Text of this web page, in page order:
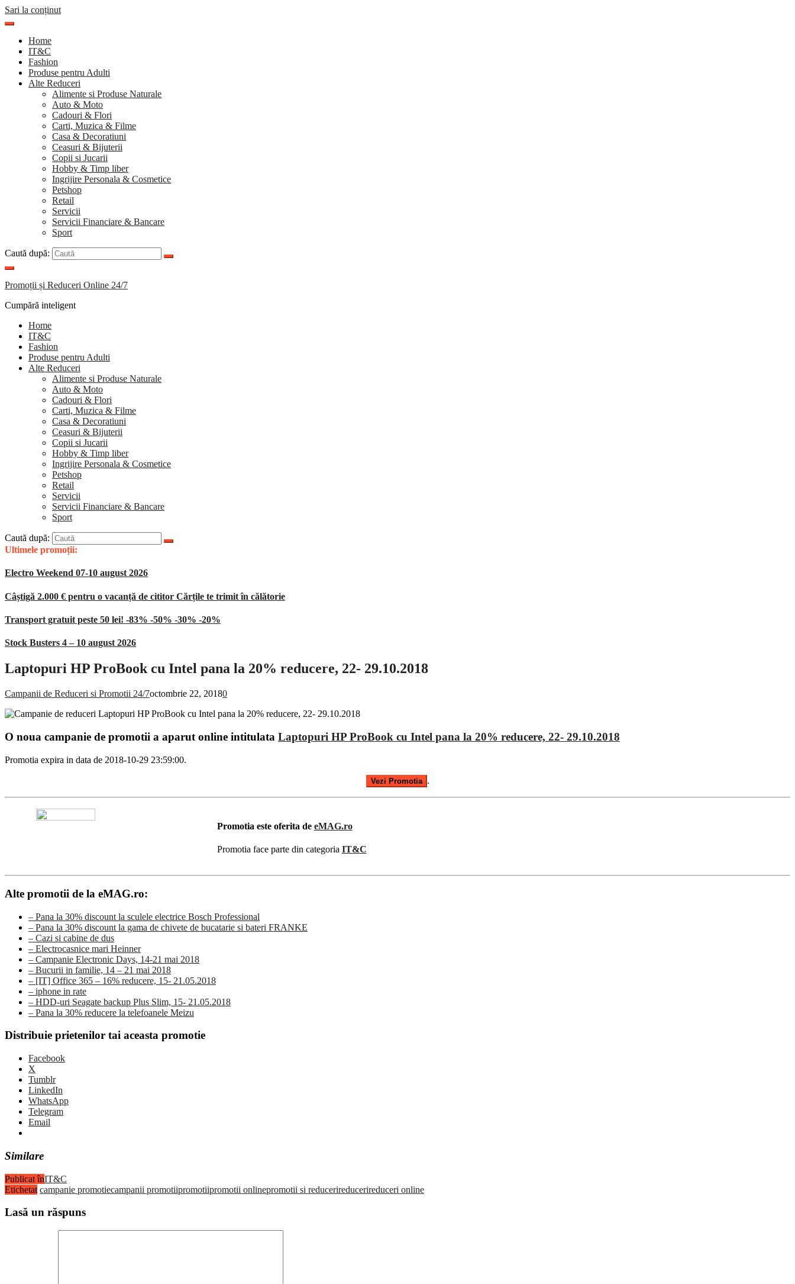
Sari la conținut
Home
IT&C
Fashion
Produse pentru Adulti
Alte Reduceri
Alimente si Produse Naturale
Auto & Moto
Cadouri & Flori
Carti, Muzica & Filme
Casa & Decoratiuni
Ceasuri & Bijuterii
Copii si Jucarii
Hobby & Timp liber
Ingrijire Personala & Cosmetice
Petshop
Retail
Servicii
Servicii Financiare & Bancare
Sport
Caută după:
Promoții și Reduceri Online 24/7
Cumpără inteligent
Home
IT&C
Fashion
Produse pentru Adulti
Alte Reduceri
Alimente si Produse Naturale
Auto & Moto
Cadouri & Flori
Carti, Muzica & Filme
Casa & Decoratiuni
Ceasuri & Bijuterii
Copii si Jucarii
Hobby & Timp liber
Ingrijire Personala & Cosmetice
Petshop
Retail
Servicii
Servicii Financiare & Bancare
Sport
Caută după:
Ultimele promoții:
Electro Weekend 07-10 august 2026
Câștigă 2.000 € pentru o vacanță de cititor Cărțile te trimit în călătorie
Transport gratuit peste 50 lei! -83% -50% -30% -20%
Stock Busters 4 – 10 august 2026
Laptopuri HP ProBook cu Intel pana la 20% reducere, 22- 29.10.2018
Campanii de Reduceri si Promotii 24/7octombrie 22, 20180
O noua campanie de promotii a aparut online intitulata Laptopuri HP ProBook cu Intel pana la 20% reducere, 22- 29.10.2018
Promotia expira in data de 2018-10-29 23:59:00.
Vezi Promotia .
Promotia este oferita de eMAG.ro
Promotia face parte din categoria IT&C
Alte promotii de la eMAG.ro:
– Pana la 30% discount la sculele electrice Bosch Professional
– Pana la 30% discount la gama de chivete de bucatarie si bateri FRANKE
– Cazi si cabine de dus
– Electrocasnice mari Heinner
– Campanie Electronic Days, 14-21 mai 2018
– Bucurii in familie, 14 – 21 mai 2018
– [IT] Office 365 – 16% reducere, 15- 21.05.2018
– iphone in rate
– HDD-uri Seagate backup Plus Slim, 15- 21.05.2018
– Pana la 30% reducere la telefoanele Meizu
Distribuie prietenilor tai aceasta promotie
Facebook
X
Tumblr
LinkedIn
WhatsApp
Telegram
Email
Similare
Publicat înIT&C
Etichetat campanie promotiecampanii promotiipromotiipromotii onlinepromotii si reducerireducerireduceri online
Lasă un răspuns